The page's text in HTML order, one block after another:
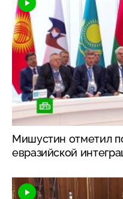
Мишустин отметил
евразийской